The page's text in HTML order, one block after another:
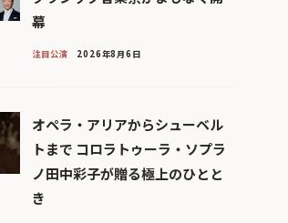
幕
注目公演 2026年8月6日
オペラ・アリアからシューベル
トまで コロラトゥーラ・ソプラ
ノ田中彩子が贈る極上のひとと
き